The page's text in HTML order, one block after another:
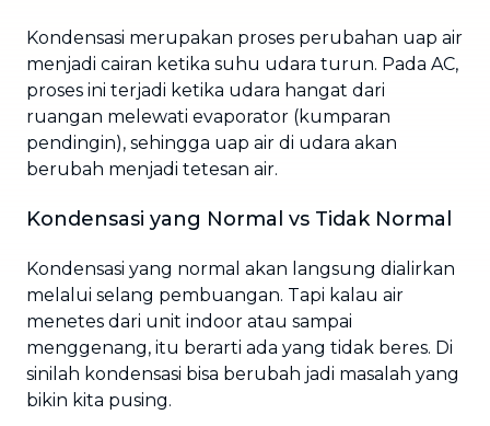
Kondensasi merupakan proses perubahan uap air
menjadi cairan ketika suhu udara turun. Pada AC,
proses ini terjadi ketika udara hangat dari
ruangan melewati evaporator (kumparan
pendingin), sehingga uap air di udara akan
berubah menjadi tetesan air.
Kondensasi yang Normal vs Tidak Normal
Kondensasi yang normal akan langsung dialirkan
melalui selang pembuangan. Tapi kalau air
menetes dari unit indoor atau sampai
menggenang, itu berarti ada yang tidak beres. Di
sinilah kondensasi bisa berubah jadi masalah yang
bikin kita pusing.